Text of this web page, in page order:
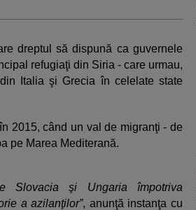
dreptul să dispună ca guvernele
refugiaţi din Siria - care urmau,
Italia şi Grecia în celelate state
2015, când un val de migranţi - de
pe Marea Mediterană.
Slovacia şi Ungaria împotriva
a azilanţilor”, anunţă instanţa cu